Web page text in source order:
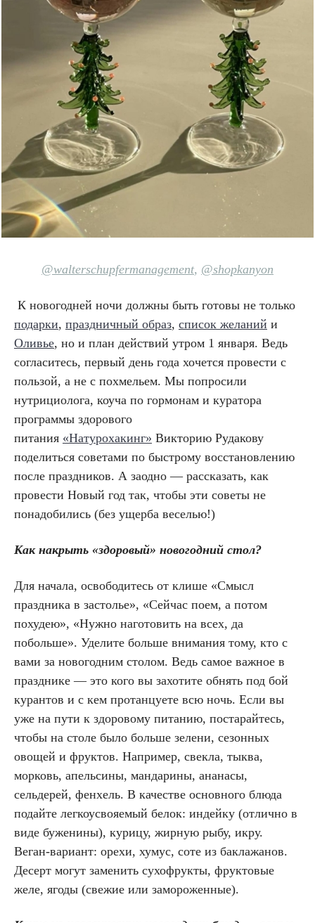
@walterschupfermanagement, @shopkanyon
К новогодней ночи должны быть готовы не только
подарки, праздничный образ, список желаний и
Оливье, но и план действий утром 1 января. Ведь
согласитесь, первый день года хочется провести с
пользой, а не с похмельем. Мы попросили
нутрициолога, коуча по гормонам и куратора
программы здорового
питания «Натурохакинг» Викторию Рудакову
поделиться советами по быстрому восстановлению
после праздников. А заодно — рассказать, как
провести Новый год так, чтобы эти советы не
понадобились (без ущерба веселью!)
Как накрыть «здоровый» новогодний стол?
Для начала, освободитесь от клише «Смысл
праздника в застолье», «Сейчас поем, а потом
похудею», «Нужно наготовить на всех, да
побольше». Уделите больше внимания тому, кто с
вами за новогодним столом. Ведь самое важное в
празднике — это кого вы захотите обнять под бой
курантов и с кем протанцуете всю ночь. Если вы
уже на пути к здоровому питанию, постарайтесь,
чтобы на столе было больше зелени, сезонных
овощей и фруктов. Например, свекла, тыква,
морковь, апельсины, мандарины, ананасы,
сельдерей, фенхель. В качестве основного блюда
подайте легкоусвояемый белок: индейку (отлично в
виде буженины), курицу, жирную рыбу, икру.
Веган-вариант: орехи, хумус, соте из баклажанов.
Десерт могут заменить сухофрукты, фруктовые
желе, ягоды (свежие или замороженные).